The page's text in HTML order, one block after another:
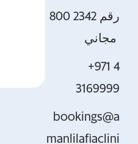
800 2342 رقم
+971 4
3169999
bookings@a
manlilafiaclini